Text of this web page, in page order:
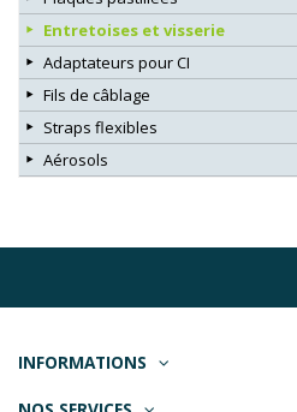
Entretoises et visserie
Adaptateurs pour CI
Fils de câblage
Straps flexibles
Aérosols
INFORMATIONS